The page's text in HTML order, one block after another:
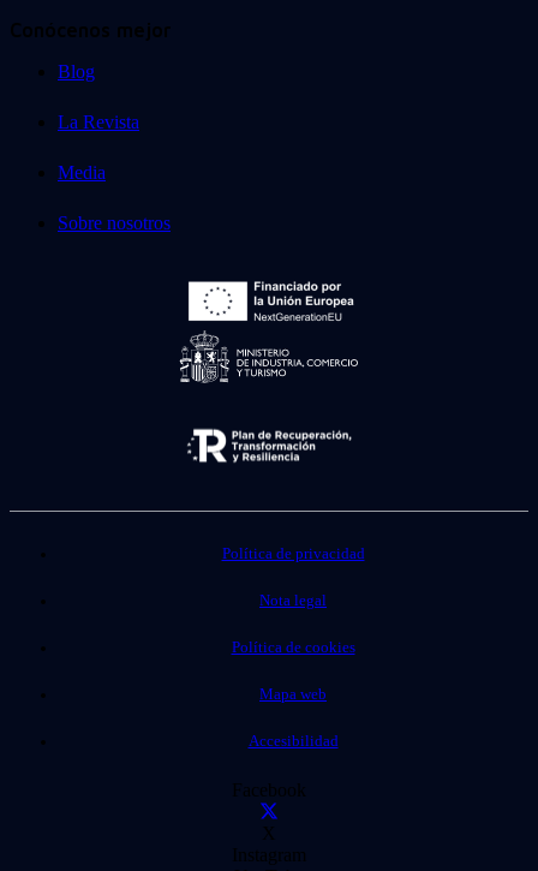
Conócenos mejor
Blog
La Revista
Media
Sobre nosotros
Política de privacidad
Nota legal
Política de cookies
Mapa web
Accesibilidad
Facebook
X
Instagram